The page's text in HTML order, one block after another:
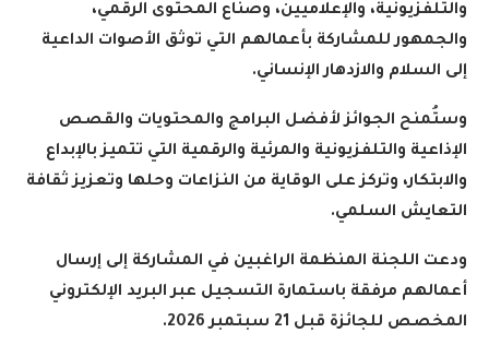
والتلفزيونية، والإعلاميين، وصنّاع المحتوى الرقمي،
والجمهور للمشاركة بأعمالهم التي توثق الأصوات الداعية
إلى السلام والازدهار الإنساني.
وستُمنح الجوائز لأفضل البرامج والمحتويات والقصص
الإذاعية والتلفزيونية والمرئية والرقمية التي تتميز بالإبداع
والابتكار، وتركز على الوقاية من النزاعات وحلها وتعزيز ثقافة
التعايش السلمي.
ودعت اللجنة المنظمة الراغبين في المشاركة إلى إرسال
أعمالهم مرفقة باستمارة التسجيل عبر البريد الإلكتروني
المخصص للجائزة قبل 21 سبتمبر 2026
.